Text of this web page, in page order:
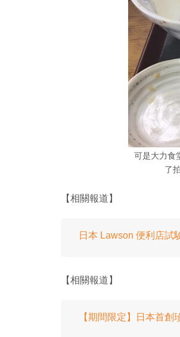
可是大力食
了
【相關報道】
日本 Lawson 便利店試
【相關報道】
【期間限定】日本首創